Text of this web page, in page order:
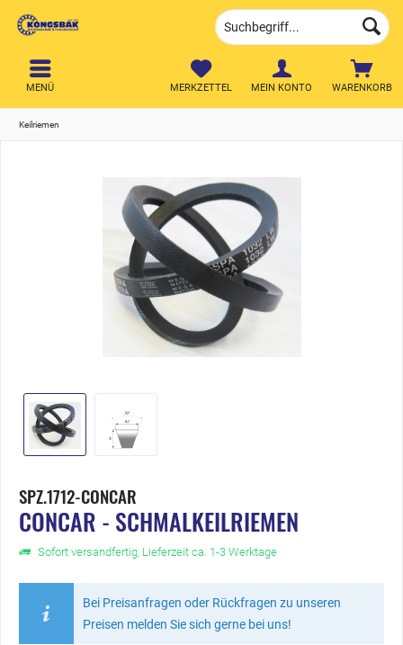
WARENKORB
MERKZETTEL MEIN KONTO
MENÜ
Keilriemen
SPZ.1712-CONCAR
CONCAR - SCHMALKEILRIEMEN
Sofort versandfertig, Lieferzeit ca. 1-3 Werktage
Bei Preisanfragen oder Rückfragen zu unseren
Preisen melden Sie sich gerne bei uns!